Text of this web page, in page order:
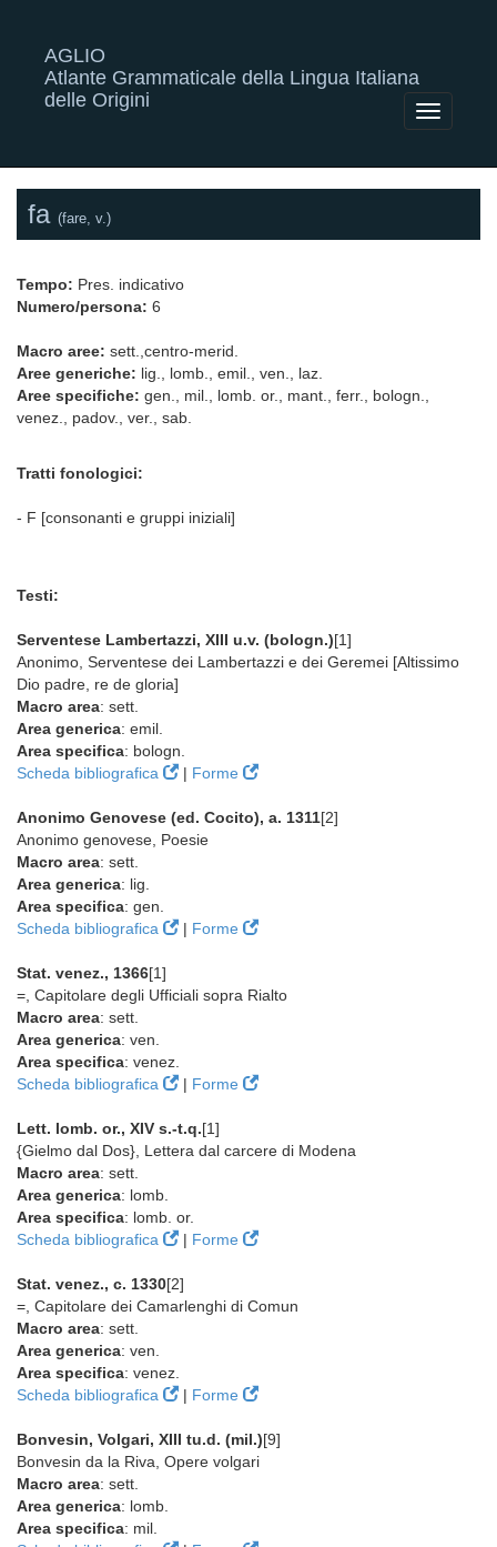
AGLIO
Atlante Grammaticale della Lingua Italiana
delle Origini
Toggle
fa (fare, v.)
Tempo: Pres. indicativo
Numero/persona: 6
Macro aree: sett.,centro-merid.
Aree generiche: lig., lomb., emil., ven., laz.
Aree specifiche: gen., mil., lomb. or., mant., ferr., bologn.,
venez., padov., ver., sab.
Tratti fonologici:
- F [consonanti e gruppi iniziali]
Testi:
Serventese Lambertazzi, XIII u.v. (bologn.)[1]
Anonimo, Serventese dei Lambertazzi e dei Geremei [Altissimo
Dio padre, re de gloria]
Macro area: sett.
Area generica: emil.
Area specifica: bologn.
Scheda bibliografica
| Forme
Anonimo Genovese (ed. Cocito), a. 1311[2]
Anonimo genovese, Poesie
Macro area: sett.
Area generica: lig.
Area specifica: gen.
Scheda bibliografica
| Forme
Stat. venez., 1366[1]
=, Capitolare degli Ufficiali sopra Rialto
Macro area: sett.
Area generica: ven.
Area specifica: venez.
Scheda bibliografica
| Forme
Lett. lomb. or., XIV s.-t.q.[1]
{Gielmo dal Dos}, Lettera dal carcere di Modena
Macro area: sett.
Area generica: lomb.
Area specifica: lomb. or.
Scheda bibliografica
| Forme
Stat. venez., c. 1330[2]
=, Capitolare dei Camarlenghi di Comun
Macro area: sett.
Area generica: ven.
Area specifica: venez.
Scheda bibliografica
| Forme
Bonvesin, Volgari, XIII tu.d. (mil.)[9]
Bonvesin da la Riva, Opere volgari
Macro area: sett.
Area generica: lomb.
Area specifica: mil.